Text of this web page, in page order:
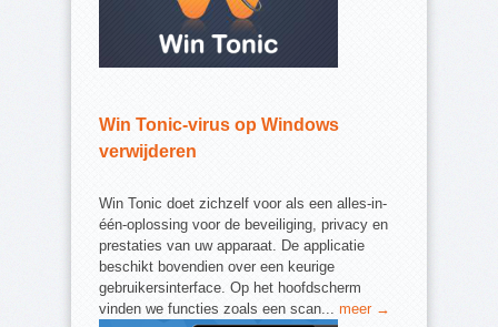
Win Tonic-virus op Windows
verwijderen
Win Tonic doet zichzelf voor als een alles-in-
één-oplossing voor de beveiliging, privacy en
prestaties van uw apparaat. De applicatie
beschikt bovendien over een keurige
gebruikersinterface. Op het hoofdscherm
vinden we functies zoals een scan... meer →